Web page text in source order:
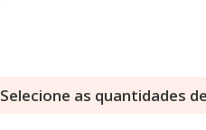
Selecione as quantidades